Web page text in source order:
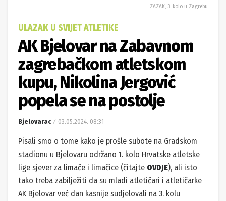
ZAZAK, 3. kolo u Zagrebu
ULAZAK U SVIJET ATLETIKE
AK Bjelovar na Zabavnom
zagrebačkom atletskom
kupu, Nikolina Jergović
popela se na postolje
Bjelovarac 03.05.2024. 08:31
Pisali smo o tome kako je prošle subote na Gradskom
stadionu u Bjelovaru održano 1. kolo Hrvatske atletske
lige sjever za limače i limačice (čitajte OVDJE), ali isto
tako treba zabilježiti da su mladi atletičari i atletičarke
AK Bjelovar već dan kasnije sudjelovali na 3. kolu